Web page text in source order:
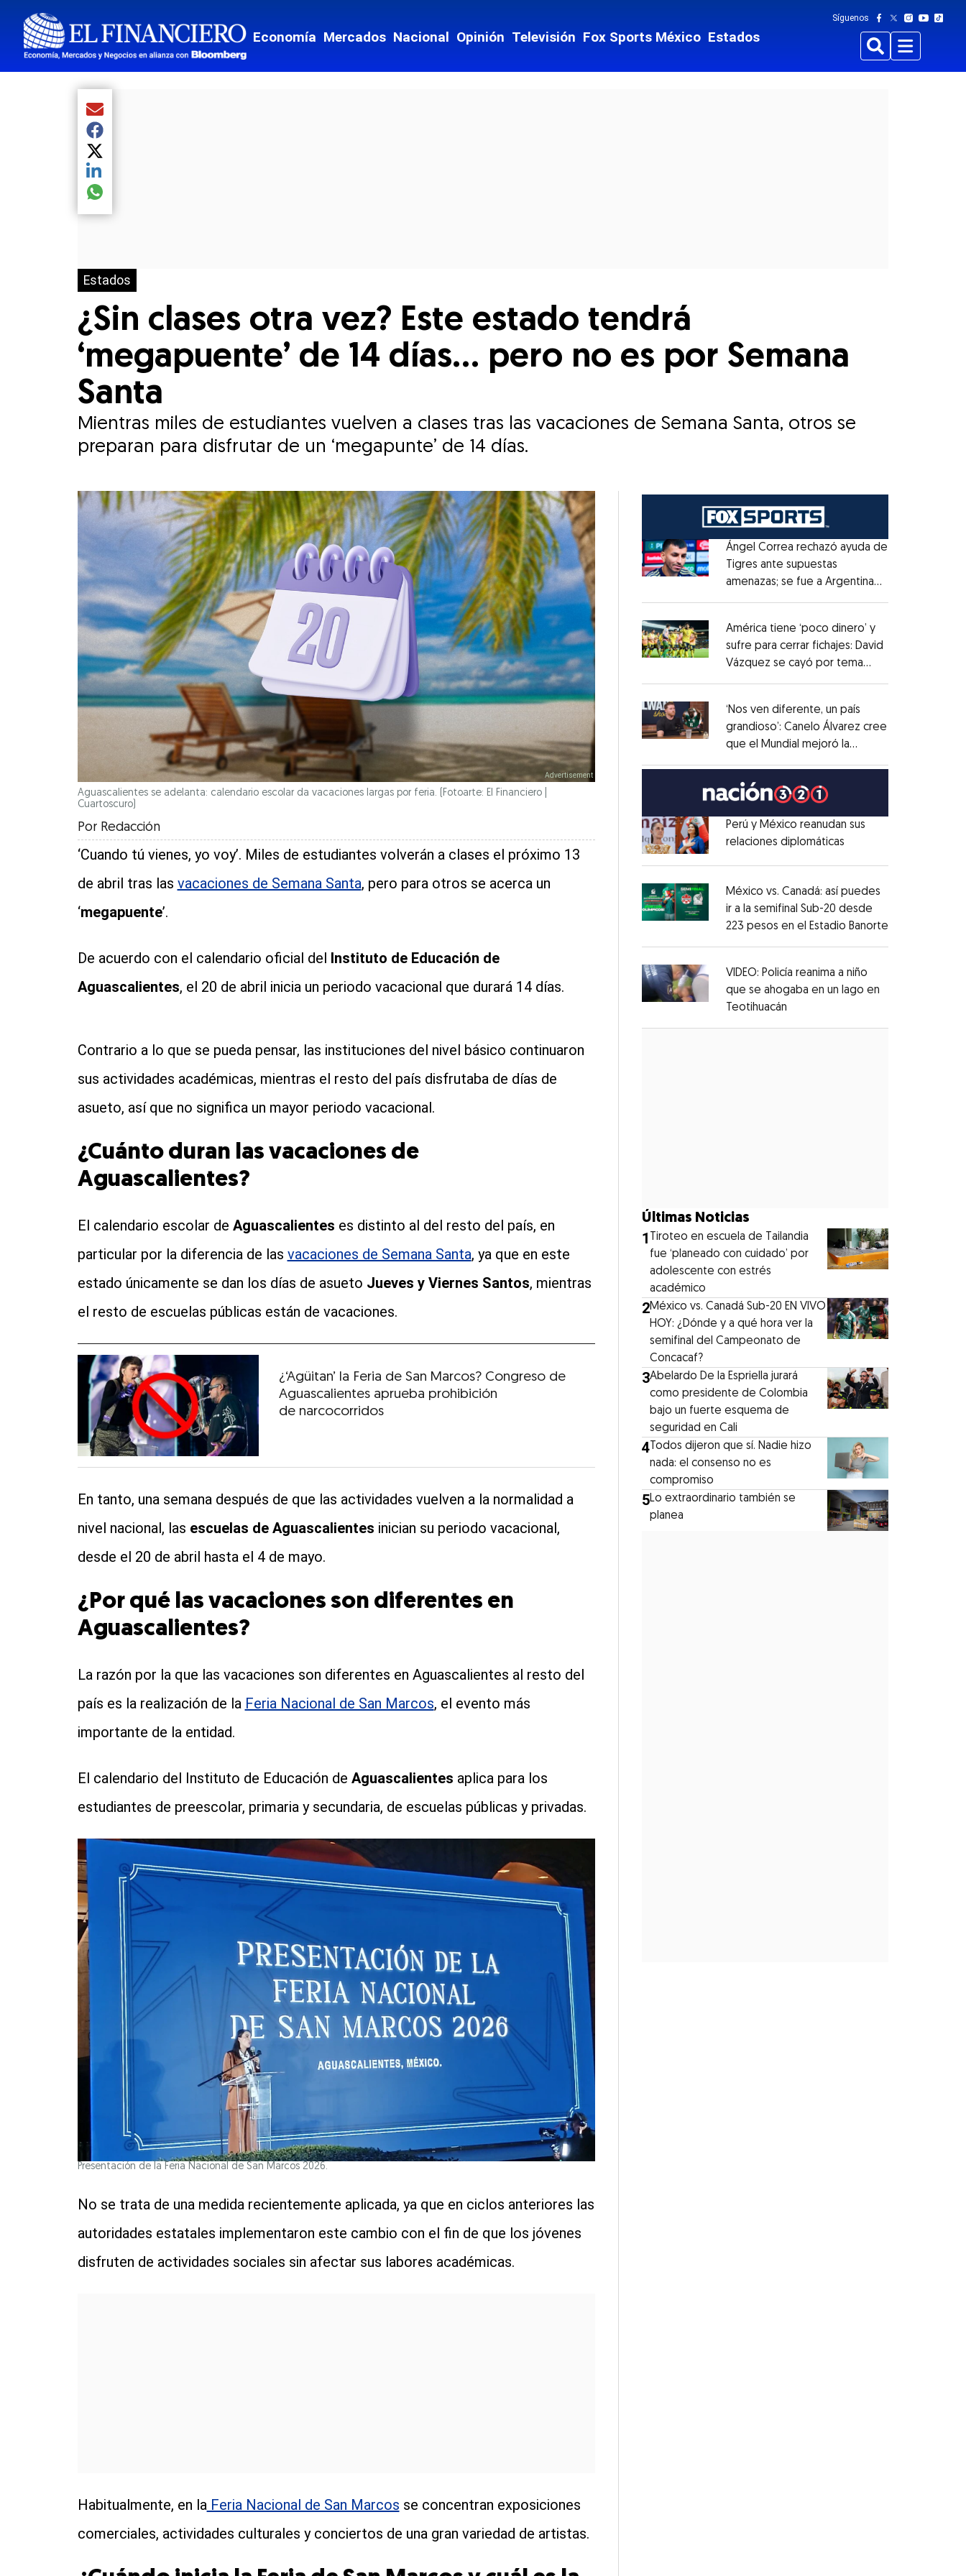
Economía Mercados Nacional Opinión Televisión Fox Sports México Estados
Síguenos
BuscarMenu
Estados
¿Sin clases otra vez? Este estado tendrá
‘megapuente’ de 14 días... pero no es por Semana
Santa
Mientras miles de estudiantes vuelven a clases tras las vacaciones de Semana Santa, otros se
preparan para disfrutar de un ‘megapunte’ de 14 días.
Compartir el artículo actual mediante Email
Compartir el artículo actual mediante Facebook
Compartir el artículo actual mediante Twitter
Compartir el artículo actual mediante LinkedIn
Compartir el artículo actual mediante global.social-whatsapp
Aguascalientes se adelanta: calendario escolar da vacaciones largas por feria. (Fotoarte: El Financiero |
Cuartoscuro)
Por Redacción
‘Cuando tú vienes, yo voy’. Miles de estudiantes volverán a clases el próximo 13
de abril tras las vacaciones de Semana Santa, pero para otros se acerca un
‘megapuente’.
De acuerdo con el calendario oficial del Instituto de Educación de
Aguascalientes, el 20 de abril inicia un periodo vacacional que durará 14 días.
Contrario a lo que se pueda pensar, las instituciones del nivel básico continuaron
sus actividades académicas, mientras el resto del país disfrutaba de días de
asueto, así que no significa un mayor periodo vacacional.
¿Cuánto duran las vacaciones de
Aguascalientes?
El calendario escolar de Aguascalientes es distinto al del resto del país, en
particular por la diferencia de las vacaciones de Semana Santa, ya que en este
estado únicamente se dan los días de asueto Jueves y Viernes Santos, mientras
el resto de escuelas públicas están de vacaciones.
¿‘Agüitan’ la Feria de San Marcos? Congreso de
Aguascalientes aprueba prohibición
de narcocorridos
En tanto, una semana después de que las actividades vuelven a la normalidad a
nivel nacional, las escuelas de Aguascalientes inician su periodo vacacional,
desde el 20 de abril hasta el 4 de mayo.
¿Por qué las vacaciones son diferentes en
Aguascalientes?
La razón por la que las vacaciones son diferentes en Aguascalientes al resto del
país es la realización de la Feria Nacional de San Marcos, el evento más
importante de la entidad.
El calendario del Instituto de Educación de Aguascalientes aplica para los
estudiantes de preescolar, primaria y secundaria, de escuelas públicas y privadas.
Presentación de la Feria Nacional de San Marcos 2026.
No se trata de una medida recientemente aplicada, ya que en ciclos anteriores las
autoridades estatales implementaron este cambio con el fin de que los jóvenes
disfruten de actividades sociales sin afectar sus labores académicas.
Habitualmente, en laFeria Nacional de San Marcos se concentran exposiciones
comerciales, actividades culturales y conciertos de una gran variedad de artistas.
Opens in new window
Ángel Correa rechazó ayuda de
Tigres ante supuestas
amenazas; se fue a Argentina
Opens in new window
América tiene ‘poco dinero’ y
sufre para cerrar fichajes: David
Vázquez se cayó por tema
Opens in new window
‘Nos ven diferente, un país
grandioso’: Canelo Álvarez cree
que el Mundial mejoró la
Opens in new window
Perú y México reanudan sus
relaciones diplomáticas
Opens in new window
México vs. Canadá: así puedes
ir a la semifinal Sub-20 desde
223 pesos en el Estadio Banorte
Opens in new window
VIDEO: Policía reanima a niño
que se ahogaba en un lago en
Teotihuacán
Últimas Noticias
1
Tiroteo en escuela de Tailandia
fue ‘planeado con cuidado’ por
adolescente con estrés
académico
2México vs. Canadá Sub-20 EN VIVO
HOY: ¿Dónde y a qué hora ver la
semifinal del Campeonato de
Concacaf?
3Abelardo De la Espriella jurará
como presidente de Colombia
bajo un fuerte esquema de
seguridad en Cali
4 Todos dijeron que sí. Nadie hizo
nada: el consenso no es
compromiso
5Lo extraordinario también se
planea